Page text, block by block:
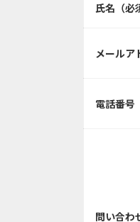
氏名（必
メールア
電話番号
問い合わ